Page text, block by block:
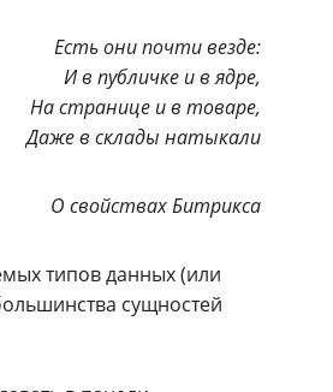
Есть они почти везде:
И в публичке и в ядре,
На странице и в товаре,
Даже в склады натыкали
О свойствах Битрикса
типов данных (или
сущностей